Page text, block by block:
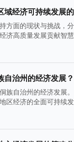
域经济可持续发展
方面的现状与挑战，
济高质量发展贡献智
治州的经济发展？
族自治州的经济发展
区经济的全面可持续